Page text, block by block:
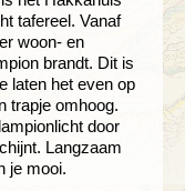
tafereel. Vanaf
woon- en
brandt. Dit is
laten het even op
trapje omhoog.
door
Langzaam
je mooi.